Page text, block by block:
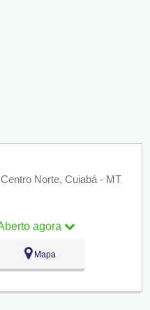
Norte, Cuiabá - MT
agora
agora
Mapa